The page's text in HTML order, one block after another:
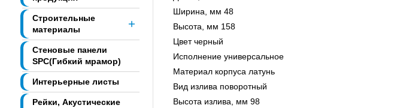
Строительные
материалы
Стеновые панели
SPC(Гибкий мрамор)
Интерьерные листы
Рейки, Акустические
Ширина, мм 48
Высота, мм 158
Цвет черный
Исполнение универсальное
Материал корпуса латунь
Вид излива поворотный
Высота излива, мм 98